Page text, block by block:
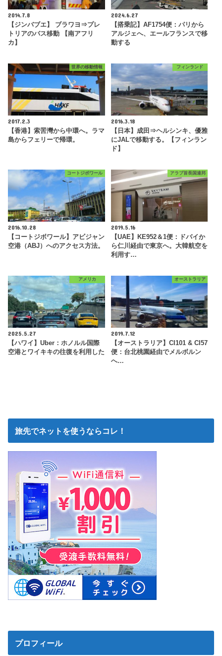
2014.7.8
【ジンバブエ】 ブラワヨ⇒プレ
トリアのバス移動 【南アフリ
カ】
2024.6.27
【搭乗記】AF1754便：パリから
アルジェへ、エールフランスで移
動する
世界の移動情報
2017.2.3
【香港】索罟灣から中環へ。ラマ
島からフェリーで帰環。
フィンランド
2016.3.18
【日本】成田⇒ヘルシンキ、優雅
にJALで移動する。【フィンラン
ド】
コートジボワール
2016.10.28
【コートジボワール】アビジャン
空港（ABJ）へのアクセス方法。
アラブ首長国連邦
2019.5.16
【UAE】KE952＆1便：ドバイか
ら仁川経由で東京へ。大韓航空を
利用す…
アメリカ
2025.5.27
【ハワイ】Uber：ホノルル国際
空港とワイキキの往復を利用した
オーストラリア
2019.7.12
【オーストラリア】CI101 & CI57
便：台北桃園経由でメルボルン
へ…
旅先でネットを使うならコレ！
プロフィール